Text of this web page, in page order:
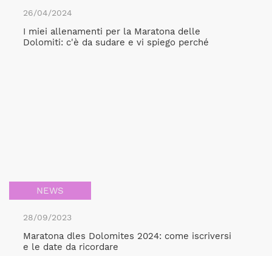
26/04/2024
I miei allenamenti per la Maratona delle
Dolomiti: c'è da sudare e vi spiego perché
NEWS
28/09/2023
Maratona dles Dolomites 2024: come iscriversi
e le date da ricordare